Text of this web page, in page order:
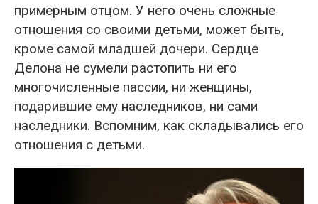
примерным отцом. У него очень сложные
отношения со своими детьми, может быть,
кроме самой младшей дочери. Сердце
Делона не сумели растопить ни его
многочисленные пассии, ни женщины,
подарившие ему наследников, ни сами
наследники. Вспомним, как складывались его
отношения с детьми.